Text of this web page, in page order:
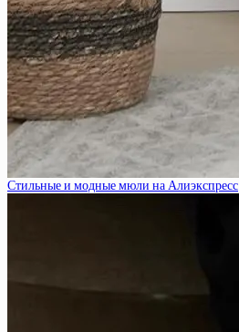
Стильные и модные мюли на Алиэкспресс